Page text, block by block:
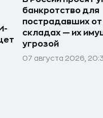
банкротство для
пострадавших
складах — их
угрозой
07 августа 2026,